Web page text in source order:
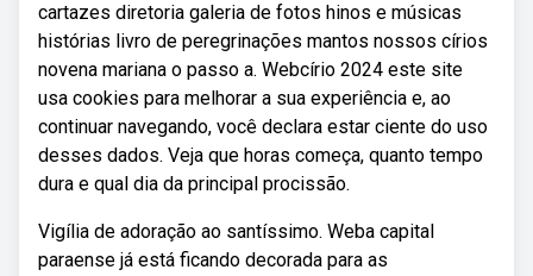
cartazes diretoria galeria de fotos hinos e músicas
histórias livro de peregrinações mantos nossos círios
novena mariana o passo a. Webcírio 2024 este site
usa cookies para melhorar a sua experiência e, ao
continuar navegando, você declara estar ciente do uso
desses dados. Veja que horas começa, quanto tempo
dura e qual dia da principal procissão.
Vigília de adoração ao santíssimo. Weba capital
paraense já está ficando decorada para as